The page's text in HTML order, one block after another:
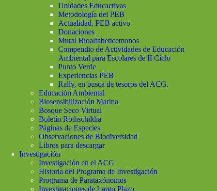
Unidades Educactivas
Metodología del PEB
Actualidad, PEB activo
Donaciones
Mural Bioalfabeticemonos
Compendio de Actividades de Educación
Ambiental para Escolares de II Ciclo
Punto Verde
Experiencias PEB
Rally, en busca de tesoros del ACG.
Educación Ambiental
Biosensibilización Marina
Bosque Seco Virtual
Boletín Rothschildia
Páginas de Especies
Observaciones de Biodiversidad
Libros para descargar
Investigación
Investigación en el ACG
Historia del Programa de Investigación
Programa de Parataxónomos
Investigaciones de Largo Plazo